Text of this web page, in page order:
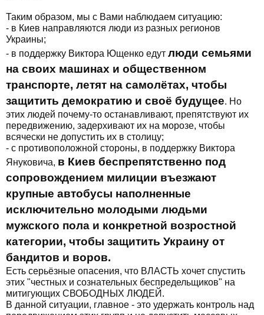
Таким образом, мы с Вами наблюдаем ситуацию:
- в Киев направляются люди из разных регионов
Украины;
- в поддержку Виктора Ющенко едут люди семьями
на своих машинах и общественном
транспорте, летят на самолётах, чтобы
защитить демократию и своё будущее. Но
этих людей почему-то останавливают, препятствуют их
передвижению, задерхивают их на морозе, чтобы
всячески не допустить их в столицу;
- с противоположной стороны, в поддержку Виктора
Януковича, в Киев беспрепятственно под
сопровождением милиции въезжают
крупные автобусы наполненные
исключительно молодыми людьми
мужского пола и конкретной возростной
категории, чтобы защитить Украину от
бандитов и воров.
Есть серьёзные опасения, что ВЛАСТЬ хочет спустить
этих "честных и сознательных беспредельщиков" на
митигующих СВОБОДНЫХ ЛЮДЕЙ.
В данной ситуации, главное - это удержать контроль над